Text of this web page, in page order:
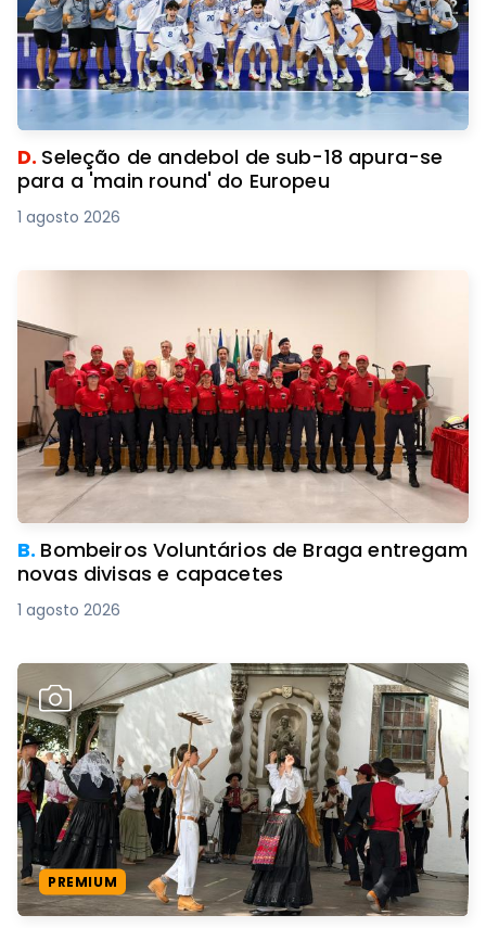
D. Seleção de andebol de sub-18 apura-se
para a 'main round' do Europeu
1 agosto 2026
B. Bombeiros Voluntários de Braga entregam
novas divisas e capacetes
1 agosto 2026
PREMIUM